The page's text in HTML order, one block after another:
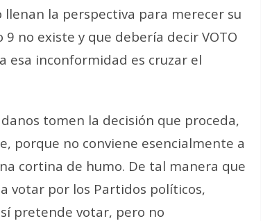
la perspectiva para merecer su
no existe y que debería decir VOTO
esa inconformidad es cruzar el
tomen la decisión que proceda,
porque no conviene esencialmente a
cortina de humo. De tal manera que
votar por los Partidos políticos,
pretende votar, pero no